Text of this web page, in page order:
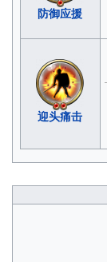
防御应援
迎头痛击